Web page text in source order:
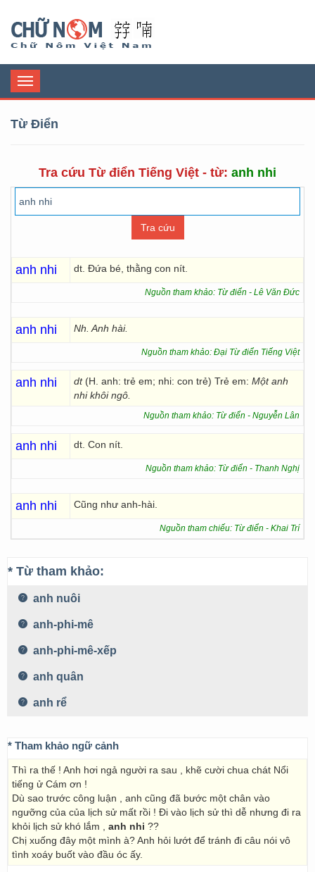
Toggle
navigation
Từ Điển
Tra cứu Từ điển Tiếng Việt - từ: anh nhi
anh nhi dt. Đứa bé, thằng con nít.
Nguồn tham khảo: Từ điển - Lê Văn Đức
anh nhi Nh. Anh hài.
Nguồn tham khảo: Đại Từ điển Tiếng Việt
anh nhi dt (H. anh: trẻ em; nhi: con trẻ) Trẻ em: Một anh
nhi khôi ngô.
Nguồn tham khảo: Từ điển - Nguyễn Lân
anh nhi dt. Con nít.
Nguồn tham khảo: Từ điển - Thanh Nghị
anh nhi Cũng như anh-hài.
Nguồn tham chiếu: Từ điển - Khai Trí
* Từ tham khảo:
anh nuôi
anh-phi-mê
anh-phi-mê-xếp
anh quân
anh rể
* Tham khảo ngữ cảnh
Thì ra thế ! Anh hơi ngả người ra sau , khẽ cười chua chát Nổi
tiếng ử Cám ơn !
Dù sao trước công luận , anh cũng đã bước một chân vào
ngưỡng của của lịch sử mất rồi ! Đi vào lịch sử thì dễ nhưng đi ra
khỏi lịch sử khó lắm , anh nhi ??
Chị xuống đây một mình à? Anh hỏi lướt để tránh đi câu nói vô
tình xoáy buốt vào đầu óc ấy.